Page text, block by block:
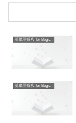
英単語辞典 for Beginners
英単語辞典 for Beginners